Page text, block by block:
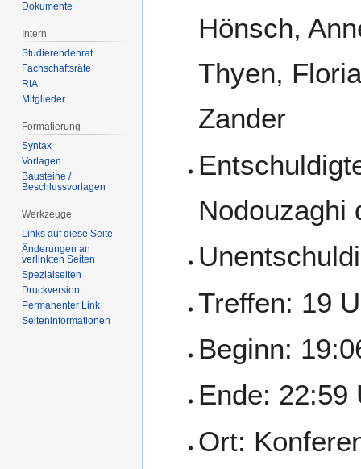
Hönsch,
Thyen,
Zander
Nodouzaghi
Treffen: 19
Beginn:
Ende: 22:59
Ort:
Dokumente
Intern
Studierendenrat
Fachschaftsräte
RIA
Mitglieder
Formatierung
Syntax
Vorlagen
Bausteine /
Beschlussvorlagen
Werkzeuge
Links auf diese Seite
Änderungen an
verlinkten Seiten
Spezialseiten
Druckversion
Permanenter Link
Seiten­­informationen